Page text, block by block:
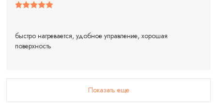
быстро нагревается, удобное управление, хорошая
поверхность
Показать еще